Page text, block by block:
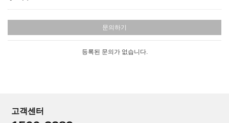
문의하기
등록된 문의가 없습니다.
고객센터